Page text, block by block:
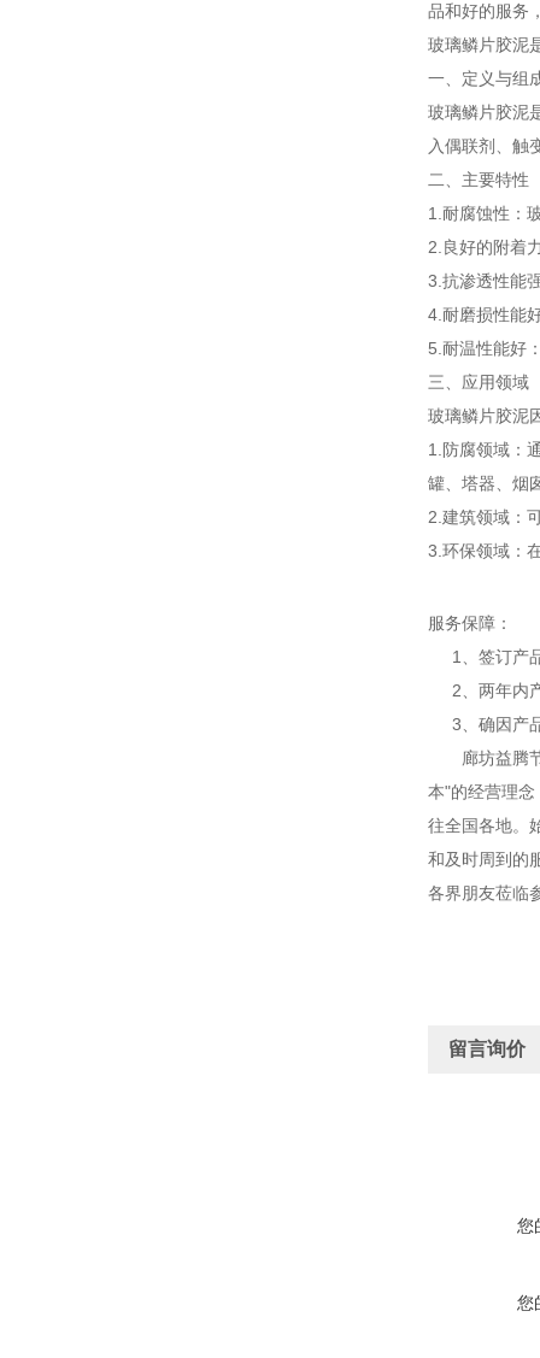
品和好的服务
玻璃鳞片胶泥
一、定义与组
玻璃鳞片胶泥
入偶联剂、触
二、主要特性
1.耐腐蚀性：
2.良好的附着
3.抗渗透性能
4.耐磨损性能
5.耐温性能好
三、应用领域
玻璃鳞片胶泥
1.防腐领域：
罐、塔器、烟
2.建筑领域：
3.环保领域：
服务保障：
1、签订产
2、两年内产
3、确因产品
廊坊益腾节
本"的经营理
往全国各地。
和及时周到的
各界朋友莅临
留言询价
您
您